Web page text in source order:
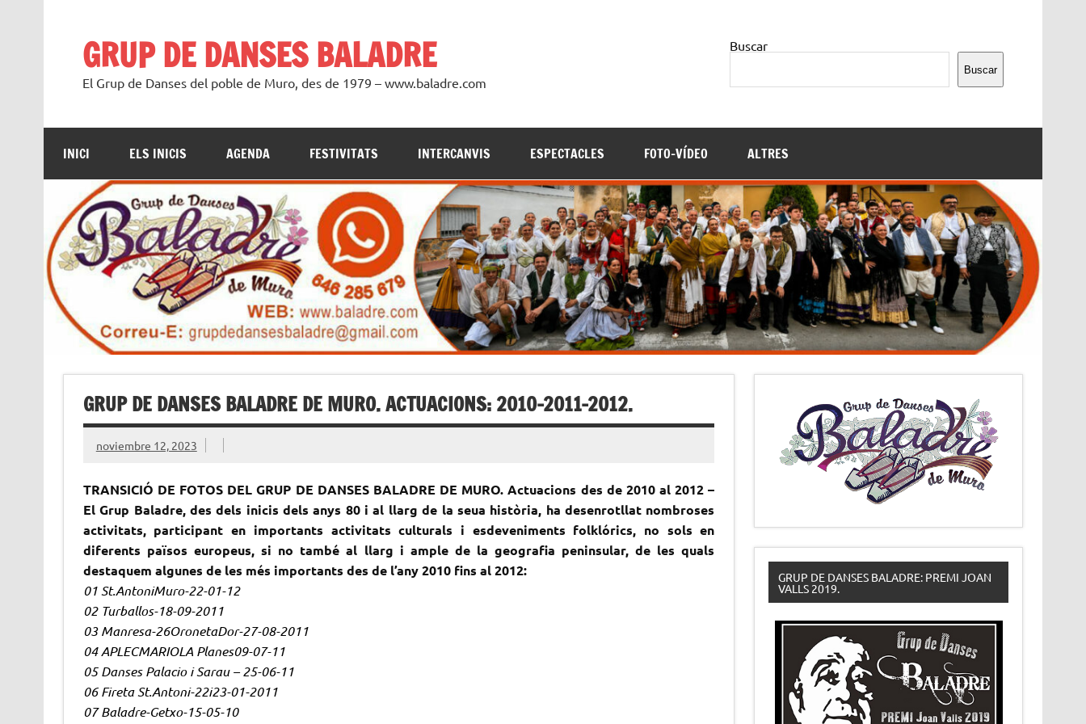
GRUP DE DANSES BALADRE
El Grup de Danses del poble de Muro, des de 1979 – www.baladre.com
Buscar
Buscar
INICI ELS INICIS AGENDA FESTIVITATS INTERCANVIS ESPECTACLES FOTO-VÍDEO ALTRES
GRUP DE DANSES BALADRE DE MURO. ACTUACIONS: 2010-2011-2012.
noviembre 12, 2023
TRANSICIÓ DE FOTOS DEL GRUP DE DANSES BALADRE DE MURO. Actuacions des de 2010 al 2012 –
El Grup Baladre, des dels inicis dels anys 80 i al llarg de la seua història, ha desenrotllat nombroses
activitats, participant en importants activitats culturals i esdeveniments folklórics, no sols en
diferents països europeus, si no també al llarg i ample de la geografia peninsular, de les quals
destaquem algunes de les més importants des de l’any 2010 fins al 2012:
01 St.AntoniMuro-22-01-12
02 Turballos-18-09-2011
03 Manresa-26OronetaDor-27-08-2011
04 APLECMARIOLA Planes09-07-11
05 Danses Palacio i Sarau – 25-06-11
06 Fireta St.Antoni-22i23-01-2011
07 Baladre-Getxo-15-05-10
GRUP DE DANSES BALADRE: PREMI JOAN
VALLS 2019.